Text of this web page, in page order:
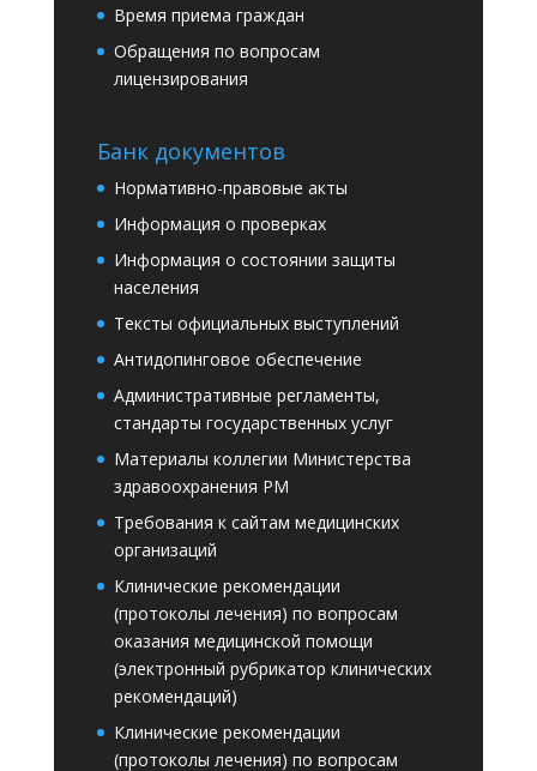
Время приема граждан
Обращения по вопросам
лицензирования
Банк документов
Нормативно-правовые акты
Информация о проверках
Информация о состоянии защиты
населения
Тексты официальных выступлений
Антидопинговое обеспечение
Административные регламенты,
стандарты государственных услуг
Материалы коллегии Министерства
здравоохранения РМ
Требования к сайтам медицинских
организаций
Клинические рекомендации
(протоколы лечения) по вопросам
оказания медицинской помощи
(электронный рубрикатор клинических
рекомендаций)
Клинические рекомендации
(протоколы лечения) по вопросам